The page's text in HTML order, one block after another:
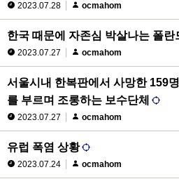
2023.07.28 ocmahom
한국 때문에 자존심 박살나는 폴란
2023.07.27 ocmahom
서울시내 한복판에서 사망한 159
를 부르며 조롱하는 보수단체
2023.07.27 ocmahom
유럽 폭염 상황
2023.07.24 ocmahom